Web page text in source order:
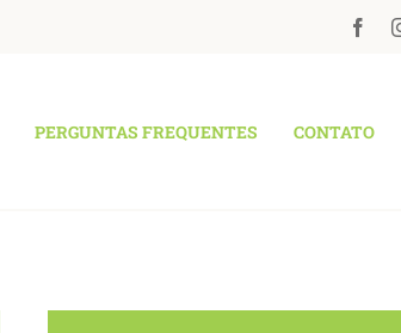
PERGUNTAS FREQUENTES CONTATO